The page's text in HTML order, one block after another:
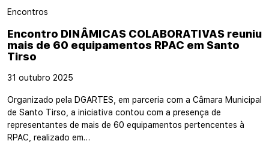
Encontros
Encontro DINÂMICAS COLABORATIVAS reuniu
mais de 60 equipamentos RPAC em Santo
Tirso
31 outubro 2025
Organizado pela DGARTES, em parceria com a Câmara Municipal
de Santo Tirso, a iniciativa contou com a presença de
representantes de mais de 60 equipamentos pertencentes à
RPAC, realizado em…